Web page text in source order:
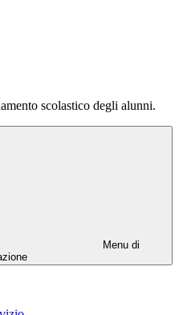
scolastico degli alunni.
Menu di